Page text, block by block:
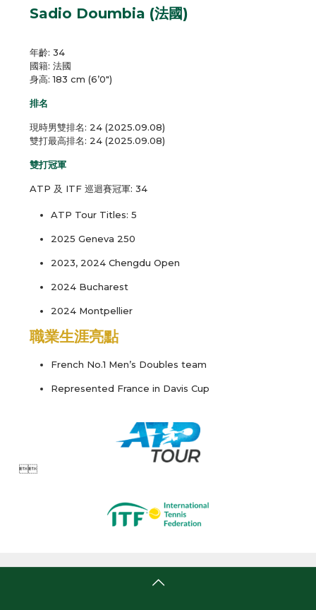
Sadio Doumbia (法國)
年齡: 34
國籍: 法國
身高: 183 cm (6’0″)
排名
現時男雙排名: 24 (2025.09.08)
雙打最高排名: 24 (2025.09.08)
雙打冠軍
ATP 及 ITF 巡迴賽冠軍: 34
ATP Tour Titles: 5
2025 Geneva 250
2023, 2024 Chengdu Open
2024 Bucharest
2024 Montpellier
職業生涯亮點
French No.1 Men’s Doubles team
Represented France in Davis Cup
